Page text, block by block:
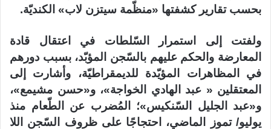
بحسب تقارير كشفتها «منظّمة سيتزن لاب» الكنديّة.
ولفتت إلى استمرار السّلطات في اعتقال قادة
المعارضة والحكم عليهم بالسّجن المؤبّد، بسبب دورهم
في المظاهرات المؤيّدة للديمقراطيّة، وأشارت إلى
المعتقلين « عبد الهادي الخواجة»، و«حسن مشيمع»،
و«عبد الجليل السّنكيس»؛ المُضرب عن الطّعام منذ
يوليو/ تموز الماضي، احتجاجًا على ظروف السّجن اللا